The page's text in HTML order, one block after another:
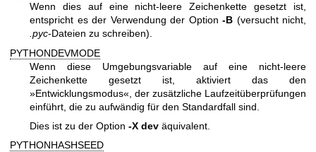
Wenn dies auf eine nicht-leere Zeichenkette gesetzt ist,
entspricht es der Verwendung der Option -B (versucht nicht,
.pyc-Dateien zu schreiben).
PYTHONDEVMODE
Wenn diese Umgebungsvariable auf eine nicht-leere
Zeichenkette gesetzt ist, aktiviert das den
»Entwicklungsmodus«, der zusätzliche Laufzeitüberprüfungen
einführt, die zu aufwändig für den Standardfall sind.
Dies ist zu der Option -X dev äquivalent.
PYTHONHASHSEED